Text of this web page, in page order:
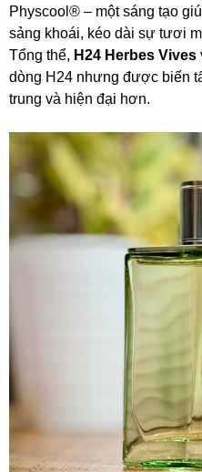
Physcool® – một sáng tạo
sảng khoái, kéo dài sự tươi
Tổng thể, H24 Herbes Vives
dòng H24 nhưng được biến
trung và hiện đại hơn.